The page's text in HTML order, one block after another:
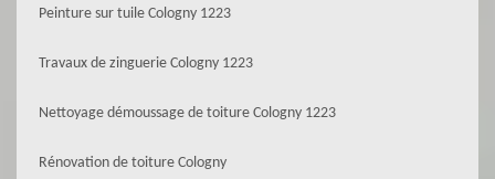
Peinture sur tuile Cologny 1223
Travaux de zinguerie Cologny 1223
Nettoyage démoussage de toiture Cologny 1223
Rénovation de toiture Cologny